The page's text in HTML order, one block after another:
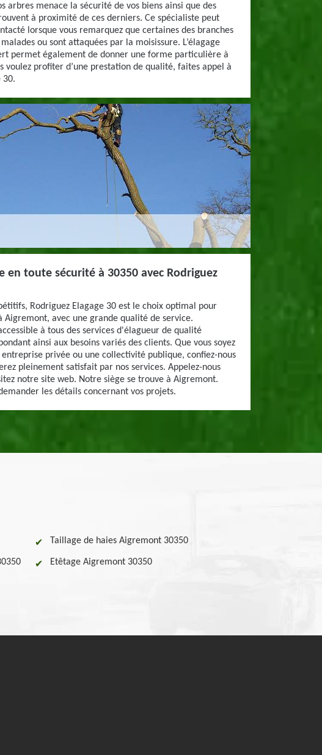
arbres menace la sécurité de vos biens ainsi que des
à proximité de ces derniers. Ce spécialiste peut
lorsque vous remarquez que certaines des branches
ou sont attaquées par la moisissure. L’élagage
permet également de donner une forme particulière à
voulez profiter d’une prestation de qualité, faites appel à
30.
en toute sécurité à 30350 avec Rodriguez
Rodriguez Elagage 30 est le choix optimal pour
Aigremont, avec une grande qualité de service.
à tous des services d'élagueur de qualité
ainsi aux besoins variés des clients. Que vous soyez
privée ou une collectivité publique, confiez-nous
pleinement satisfait par nos services. Appelez-nous
notre site web. Notre siège se trouve à Aigremont.
les détails concernant vos projets.
Taillage de haies Aigremont 30350
Etêtage Aigremont 30350